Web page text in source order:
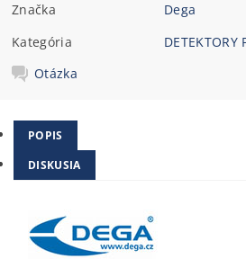
Značka
Dega
Kategória
Otázka
POPIS
DISKUSIA